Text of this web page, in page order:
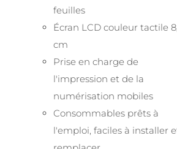
feuilles
Écran LCD couleur tactile
cm
Prise en charge de
l'impression et de la
numérisation mobiles
Consommables prêts à
l'emploi, faciles à installer